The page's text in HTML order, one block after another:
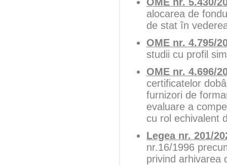
alocarea de
de stat în
OME nr. 4.795/
studii cu profil
OME nr. 4.696/
certificatelor
furnizori de
evaluare a
cu rol echivalent
Legea nr. 201/
nr.16/1996
privind arhivarea